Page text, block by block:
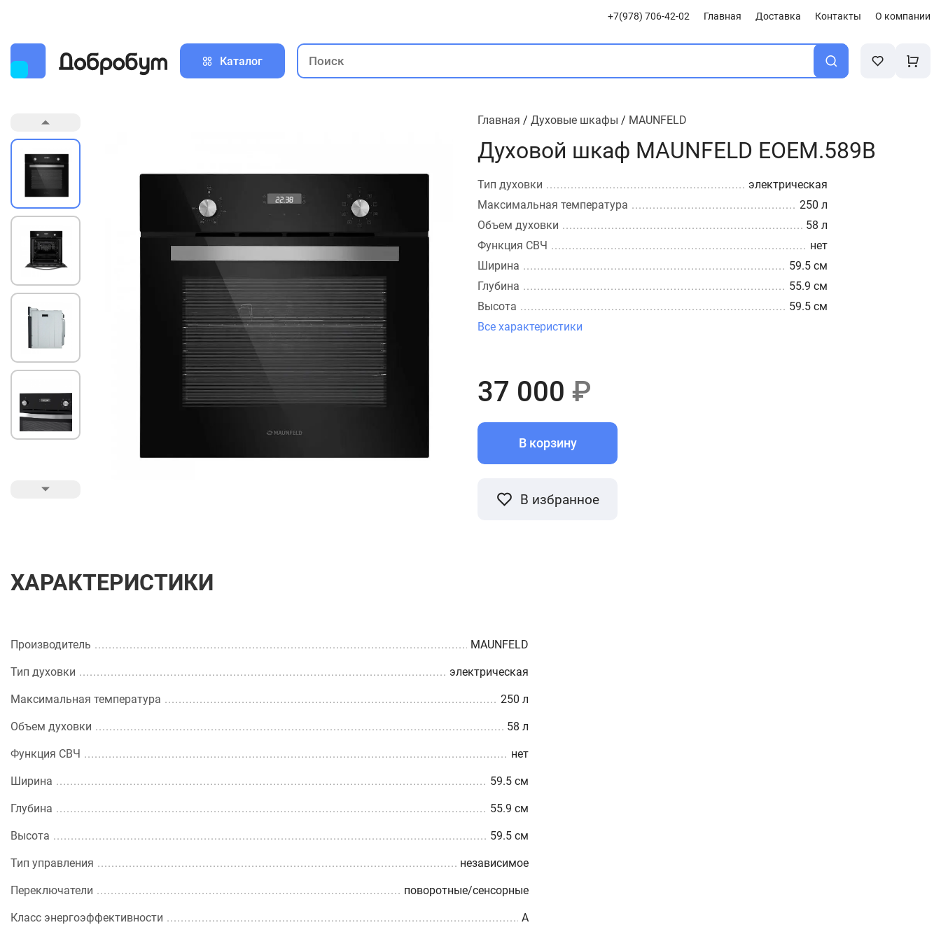
+7(978) 706-42-02 Главная Доставка Контакты О компании
Каталог
Главная / Духовые шкафы / MAUNFELD
Духовой шкаф MAUNFELD EOEM.589B
Тип духовки
электрическая
Максимальная температура
250 л
Объем духовки
58 л
Функция СВЧ
нет
Ширина
59.5 см
Глубина
55.9 см
Высота
59.5 см
Все характеристики
37 000 ₽
В корзину
В избранное
ХАРАКТЕРИСТИКИ
Производитель MAUNFELD
Тип духовки электрическая
Максимальная температура 250 л
Объем духовки 58 л
Функция СВЧ нет
Ширина 59.5 см
Глубина 55.9 см
Высота 59.5 см
Тип управления независимое
Переключатели поворотные/сенсорные
Класс энергоэффективности A